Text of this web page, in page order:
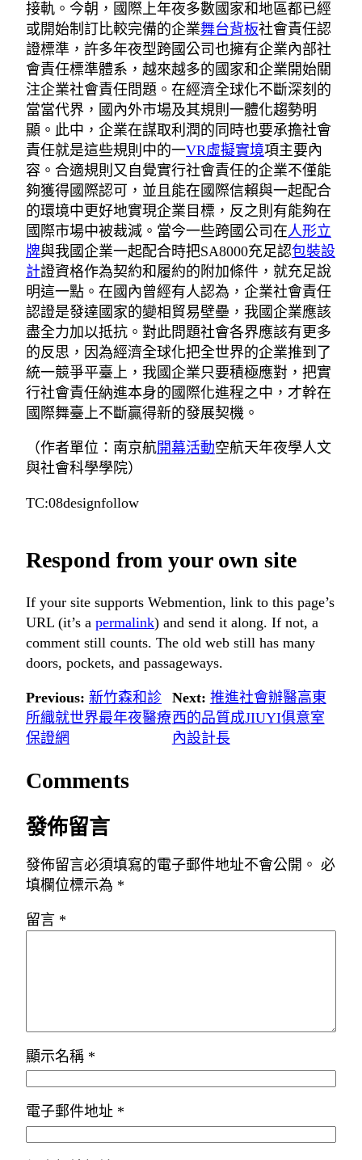
接軌。今朝，國際上年夜多數國家和地區都已經
或開始制訂比較完備的企業舞台背板社會責任認
證標準，許多年夜型跨國公司也擁有企業內部社
會責任標準體系，越來越多的國家和企業開始關
注企業社會責任問題。在經濟全球化不斷深刻的
當當代界，國內外市場及其規則一體化趨勢明
顯。此中，企業在謀取利潤的同時也要承擔社會
責任就是這些規則中的一VR虛擬實境項主要內
容。合適規則又自覺實行社會責任的企業不僅能
夠獲得國際認可，並且能在國際信賴與一起配合
的環境中更好地實現企業目標，反之則有能夠在
國際市場中被裁減。當今一些跨國公司在人形立
牌與我國企業一起配合時把SA8000充足認包裝設
計證資格作為契約和履約的附加條件，就充足說
明這一點。在國內曾經有人認為，企業社會責任
認證是發達國家的變相貿易壁壘，我國企業應該
盡全力加以抵抗。對此問題社會各界應該有更多
的反思，因為經濟全球化把全世界的企業推到了
統一競爭平臺上，我國企業只要積極應對，把實
行社會責任納進本身的國際化進程之中，才幹在
國際舞臺上不斷贏得新的發展契機。
（作者單位：南京航開幕活動空航天年夜學人文
與社會科學學院）
TC:08designfollow
Respond from your own site
If your site supports Webmention, link to this page’s
URL (it’s a permalink) and send it along. If not, a
comment still counts. The old web still has many
doors, pockets, and passageways.
Previous: 新竹森和診
所織就世界最年夜醫療
保證網
Next: 推進社會辦醫高東
西的品質成JIUYI俱意室
內設計長
Comments
發佈留言
發佈留言必須填寫的電子郵件地址不會公開。 必
填欄位標示為 *
留言 *
顯示名稱 *
電子郵件地址 *